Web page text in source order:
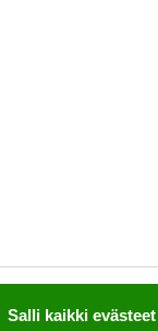
Salli kaikki evästeet